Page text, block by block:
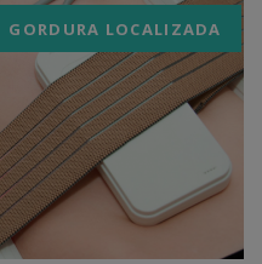
GORDURA LOCALIZADA